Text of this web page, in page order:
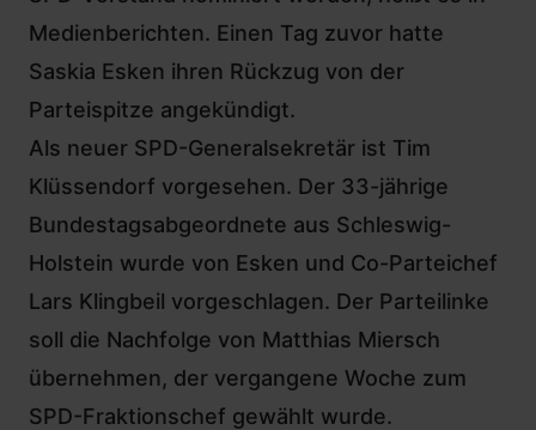
Medienberichten. Einen Tag zuvor hatte
Saskia Esken ihren Rückzug von der
Parteispitze angekündigt.
Als neuer SPD-Generalsekretär ist Tim
Klüssendorf vorgesehen. Der 33-jährige
Bundestagsabgeordnete aus Schleswig-
Holstein wurde von Esken und Co-Parteichef
Lars Klingbeil vorgeschlagen. Der Parteilinke
soll die Nachfolge von Matthias Miersch
übernehmen, der vergangene Woche zum
SPD-Fraktionschef gewählt wurde.